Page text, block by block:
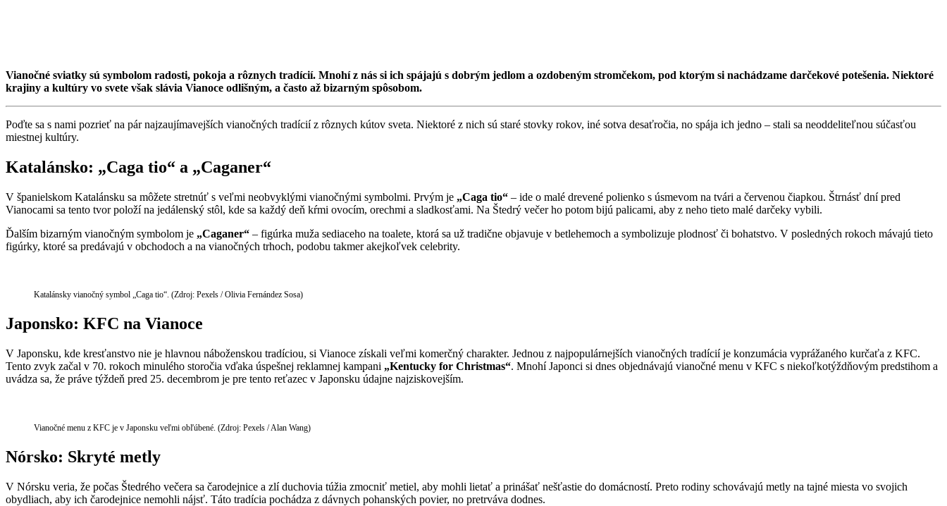
Vianočné sviatky sú symbolom radosti, pokoja a rôznych tradícií. Mnohí z nás si ich spájajú s dobrým jedlom a ozdobeným stromčekom, pod ktorým si nachádzame darčekové potešenia. Niektoré
krajiny a kultúry vo svete však slávia Vianoce odlišným, a často až bizarným spôsobom.
Poďte sa s nami pozrieť na pár najzaujímavejších vianočných tradícií z rôznych kútov sveta. Niektoré z nich sú staré stovky rokov, iné sotva desaťročia, no spája ich jedno – stali sa neoddeliteľnou súčasťou
miestnej kultúry.
Katalánsko: „Caga tio“ a „Caganer“
V španielskom Katalánsku sa môžete stretnúť s veľmi neobvyklými vianočnými symbolmi. Prvým je „Caga tio“ – ide o malé drevené polienko s úsmevom na tvári a červenou čiapkou. Štrnásť dní pred
Vianocami sa tento tvor položí na jedálenský stôl, kde sa každý deň kŕmi ovocím, orechmi a sladkosťami. Na Štedrý večer ho potom bijú palicami, aby z neho tieto malé darčeky vybili.
Ďalším bizarným vianočným symbolom je „Caganer“ – figúrka muža sediaceho na toalete, ktorá sa už tradične objavuje v betlehemoch a symbolizuje plodnosť či bohatstvo. V posledných rokoch mávajú tieto
figúrky, ktoré sa predávajú v obchodoch a na vianočných trhoch, podobu takmer akejkoľvek celebrity.
Katalánsky vianočný symbol „Caga tio“. (Zdroj: Pexels / Olivia Fernández Sosa)
Japonsko: KFC na Vianoce
V Japonsku, kde kresťanstvo nie je hlavnou náboženskou tradíciou, si Vianoce získali veľmi komerčný charakter. Jednou z najpopulárnejších vianočných tradícií je konzumácia vyprážaného kurčaťa z KFC.
Tento zvyk začal v 70. rokoch minulého storočia vďaka úspešnej reklamnej kampani „Kentucky for Christmas“. Mnohí Japonci si dnes objednávajú vianočné menu v KFC s niekoľkotýždňovým predstihom a
uvádza sa, že práve týždeň pred 25. decembrom je pre tento reťazec v Japonsku údajne najziskovejším.
Vianočné menu z KFC je v Japonsku veľmi obľúbené. (Zdroj: Pexels / Alan Wang)
Nórsko: Skryté metly
V Nórsku veria, že počas Štedrého večera sa čarodejnice a zlí duchovia túžia zmocniť metiel, aby mohli lietať a prinášať nešťastie do domácností. Preto rodiny schovávajú metly na tajné miesta vo svojich
obydliach, aby ich čarodejnice nemohli nájsť. Táto tradícia pochádza z dávnych pohanských povier, no pretrváva dodnes.